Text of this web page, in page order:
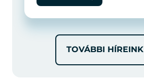
TOVÁBBI HÍREINK